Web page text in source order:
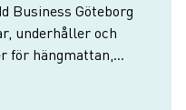
Business Göteborg
för hängmattan,